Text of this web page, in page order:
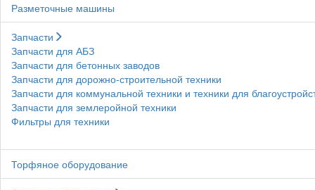
Разметочные машины
Запчасти
Запчасти для АБЗ
Запчасти для бетонных заводов
Запчасти для дорожно-строительной техники
Запчасти для коммунальной техники и техники для
Запчасти для землеройной техники
Фильтры для техники
Торфяное оборудование